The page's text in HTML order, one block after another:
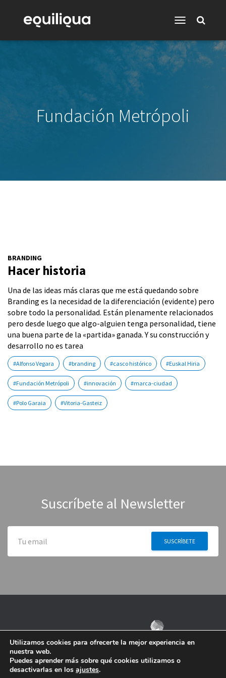
Fundación Metrópoli
BRANDING
Hacer historia
Una de las ideas más claras que me está quedando sobre
Branding es la necesidad de la diferenciación (evidente) pero
sobre todo la personalidad. Están plenamente relacionados
pero desde luego que algo-alguien tenga personalidad, tiene
una buena parte de la «partida» ganada. Y su construcción y
desarrollo no es tarea
#Alfonso Vegara #branding #casco histórico #Euskal Hiria
#Fundación Metrópoli #innovación #marca-ciudad
#Polo Garaia #Vitoria-Gasteiz
Suscríbete al Newsletter
Utilizamos cookies para ofrecerte la mejor experiencia en
nuestra web.
Puedes aprender más sobre qué cookies utilizamos o
desactivarlas en los ajustes.